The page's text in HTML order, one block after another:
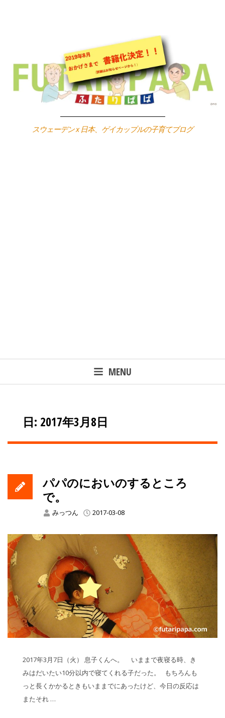
スウェーデン x 日本、ゲイカップルの子育てブログ
MENU
日: 2017年3月8日
パパのにおいのするところ
で。
みっつん 2017-03-08
2017年3月7日（火） 息子くんへ。 いままで夜寝る時、き
みはだいたい10分以内で寝てくれる子だった。 もちろんも
っと長くかかるときもいままでにあったけど、今日の反応は
またそれ …